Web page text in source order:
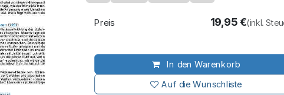
In den Warenkorb
Auf die Wunschliste
Preis 19,95€(inkl.